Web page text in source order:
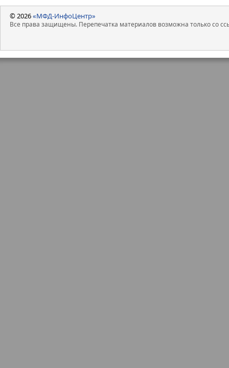
© 2026«МФД-ИнфоЦентр»
Все права защищены. Перепечатка материалов возможна только со